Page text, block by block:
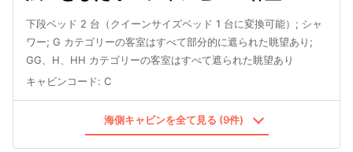
下段ベッド 2 台（クイーンサイズベッド 1 台に変換可能）; シャ
ワー; G カテゴリーの客室はすべて部分的に遮られた眺望あり;
GG、H、HH カテゴリーの客室はすべて遮られた眺望あり
キャビンコード: C
海側キャビンを全て見る (9件)